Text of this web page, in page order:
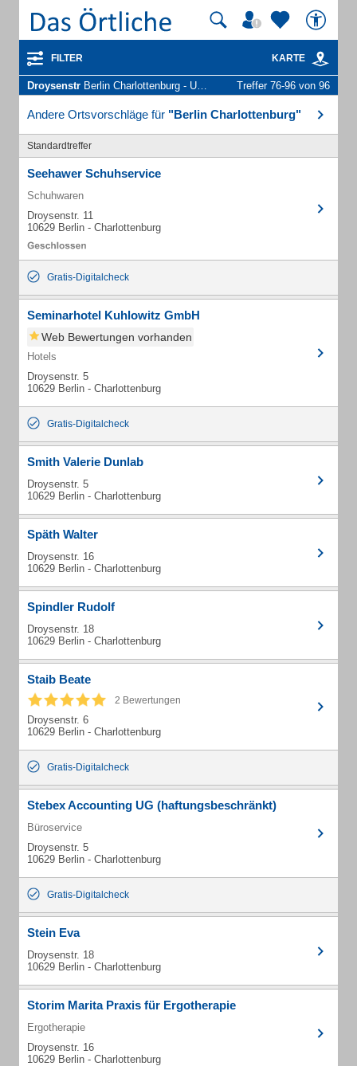
FILTER KARTE
Droysenstr Berlin Charlottenburg - Unternehmen und Personen Treffer 76-96 von 96
Andere Ortsvorschläge für "Berlin Charlottenburg"
Standardtreffer
Seehawer Schuhservice
Schuhwaren
Droysenstr. 11
10629 Berlin - Charlottenburg
Gratis-Digitalcheck
Seminarhotel Kuhlowitz GmbH
Web Bewertungen vorhanden
Hotels
Droysenstr. 5
10629 Berlin - Charlottenburg
Gratis-Digitalcheck
Smith Valerie Dunlab
Droysenstr. 5
10629 Berlin - Charlottenburg
Späth Walter
Droysenstr. 16
10629 Berlin - Charlottenburg
Spindler Rudolf
Droysenstr. 18
10629 Berlin - Charlottenburg
Staib Beate
2 Bewertungen
Droysenstr. 6
10629 Berlin - Charlottenburg
Gratis-Digitalcheck
Stebex Accounting UG (haftungsbeschränkt)
Büroservice
Droysenstr. 5
10629 Berlin - Charlottenburg
Gratis-Digitalcheck
Stein Eva
Droysenstr. 18
10629 Berlin - Charlottenburg
Storim Marita Praxis für Ergotherapie
Ergotherapie
Droysenstr. 16
10629 Berlin - Charlottenburg